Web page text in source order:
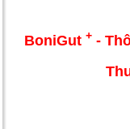
BoniGut + -